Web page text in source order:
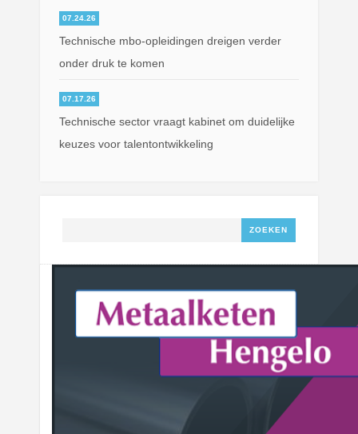
07.24.26
Technische mbo-opleidingen dreigen verder
onder druk te komen
07.17.26
Technische sector vraagt kabinet om duidelijke
keuzes voor talentontwikkeling